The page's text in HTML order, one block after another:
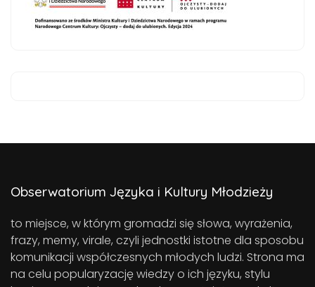
Obserwatorium Języka i Kultury Młodzieży
to miejsce, w którym gromadzi się słowa, wyrażenia,
frazy, memy, virale, czyli jednostki istotne dla sposobu
komunikacji współczesnych młodych ludzi. Strona ma
na celu popularyzację wiedzy o ich języku, stylu